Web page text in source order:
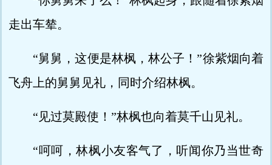
走出车辇。
“舅舅，这便是林枫，林公子！”徐紫烟向着
飞舟上的舅舅见礼，同时介绍林枫。
“见过莫殿使！”林枫也向着莫千山见礼。
“呵呵，林枫小友客气了，听闻你乃当世奇